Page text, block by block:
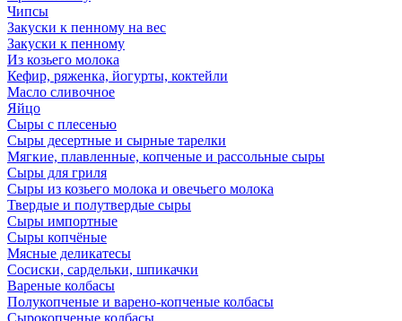
Чипсы
Закуски к пенному на вес
Закуски к пенному
Из козьего молока
Кефир, ряженка, йогурты, коктейли
Масло сливочное
Яйцо
Сыры с плесенью
Сыры десертные и сырные тарелки
Мягкие, плавленные, копченые и рассольные сыры
Сыры для гриля
Сыры из козьего молока и овечьего молока
Твердые и полутвердые сыры
Сыры импортные
Сыры копчёные
Мясные деликатесы
Сосиски, сардельки, шпикачки
Вареные колбасы
Полукопченые и варено-копченые колбасы
Сырокопченые колбасы